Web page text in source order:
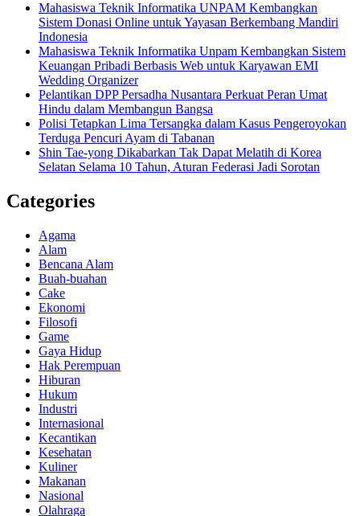
Mahasiswa Teknik Informatika UNPAM Kembangkan
Sistem Donasi Online untuk Yayasan Berkembang Mandiri
Indonesia
Mahasiswa Teknik Informatika Unpam Kembangkan Sistem
Keuangan Pribadi Berbasis Web untuk Karyawan EMI
Wedding Organizer
Pelantikan DPP Persadha Nusantara Perkuat Peran Umat
Hindu dalam Membangun Bangsa
Polisi Tetapkan Lima Tersangka dalam Kasus Pengeroyokan
Terduga Pencuri Ayam di Tabanan
Shin Tae-yong Dikabarkan Tak Dapat Melatih di Korea
Selatan Selama 10 Tahun, Aturan Federasi Jadi Sorotan
Categories
Agama
Alam
Bencana Alam
Buah-buahan
Cake
Ekonomi
Filosofi
Game
Gaya Hidup
Hak Perempuan
Hiburan
Hukum
Industri
Internasional
Kecantikan
Kesehatan
Kuliner
Makanan
Nasional
Olahraga